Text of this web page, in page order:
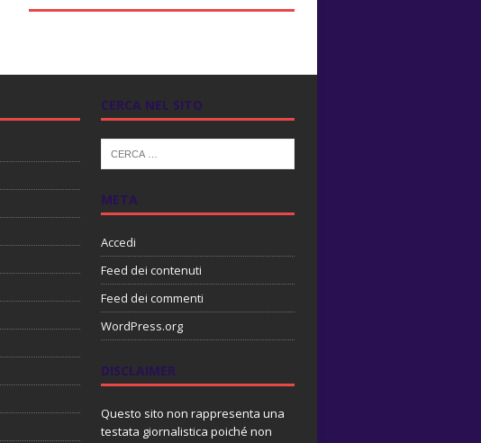
CERCA NEL SITO
META
Accedi
Feed dei contenuti
Feed dei commenti
WordPress.org
DISCLAIMER
Questo sito non rappresenta una
testata giornalistica poiché non